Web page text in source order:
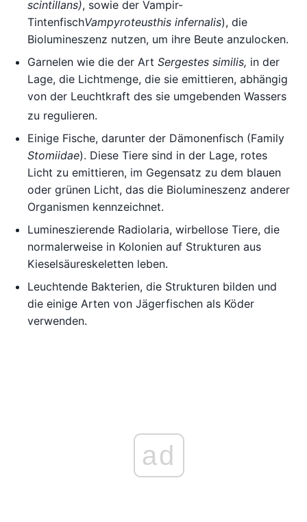
scintillans), sowie der Vampir-
TintenfischVampyroteusthis infernalis), die
Biolumineszenz nutzen, um ihre Beute anzulocken.
Garnelen wie die der Art Sergestes similis, in der
Lage, die Lichtmenge, die sie emittieren, abhängig
von der Leuchtkraft des sie umgebenden Wassers
zu regulieren.
Einige Fische, darunter der Dämonenfisch (Family
Stomiidae). Diese Tiere sind in der Lage, rotes
Licht zu emittieren, im Gegensatz zu dem blauen
oder grünen Licht, das die Biolumineszenz anderer
Organismen kennzeichnet.
Lumineszierende Radiolaria, wirbellose Tiere, die
normalerweise in Kolonien auf Strukturen aus
Kieselsäureskeletten leben.
Leuchtende Bakterien, die Strukturen bilden und
die einige Arten von Jägerfischen als Köder
verwenden.
ad